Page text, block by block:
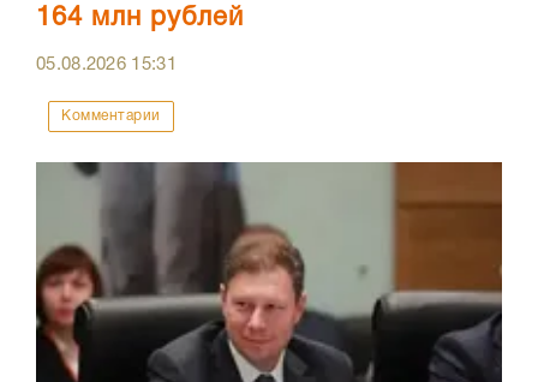
164 млн рублей
05.08.2026 15:31
Комментарии